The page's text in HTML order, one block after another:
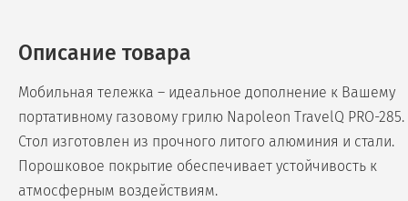
Описание товара
Мобильная тележка – идеальное дополнение к Вашему
портативному газовому грилю Napoleon TravelQ PRO-285.
Стол изготовлен из прочного литого алюминия и стали.
Порошковое покрытие обеспечивает устойчивость к
атмосферным воздействиям.